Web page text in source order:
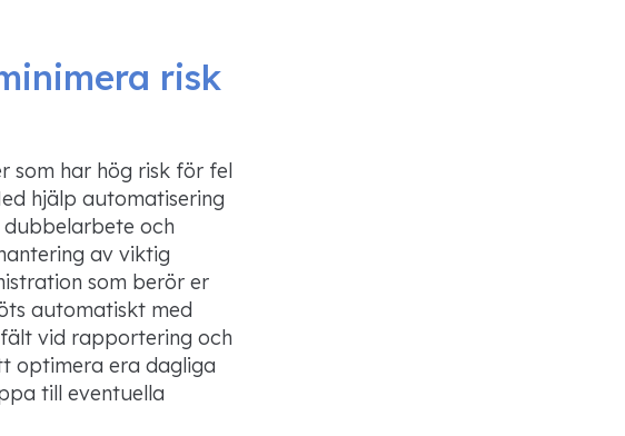
risk
som har hög risk för fel
hjälp automatisering
och
av viktig
som berör er
automatiskt med
vid rapportering och
optimera era dagliga
till eventuella